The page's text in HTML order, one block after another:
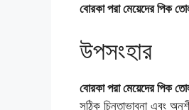
বোরকা পরা মেয়েদের পিক
উপসংহার
বোরকা পরা মেয়েদের পিক
সঠিক চিন্তাভাবনা এবং